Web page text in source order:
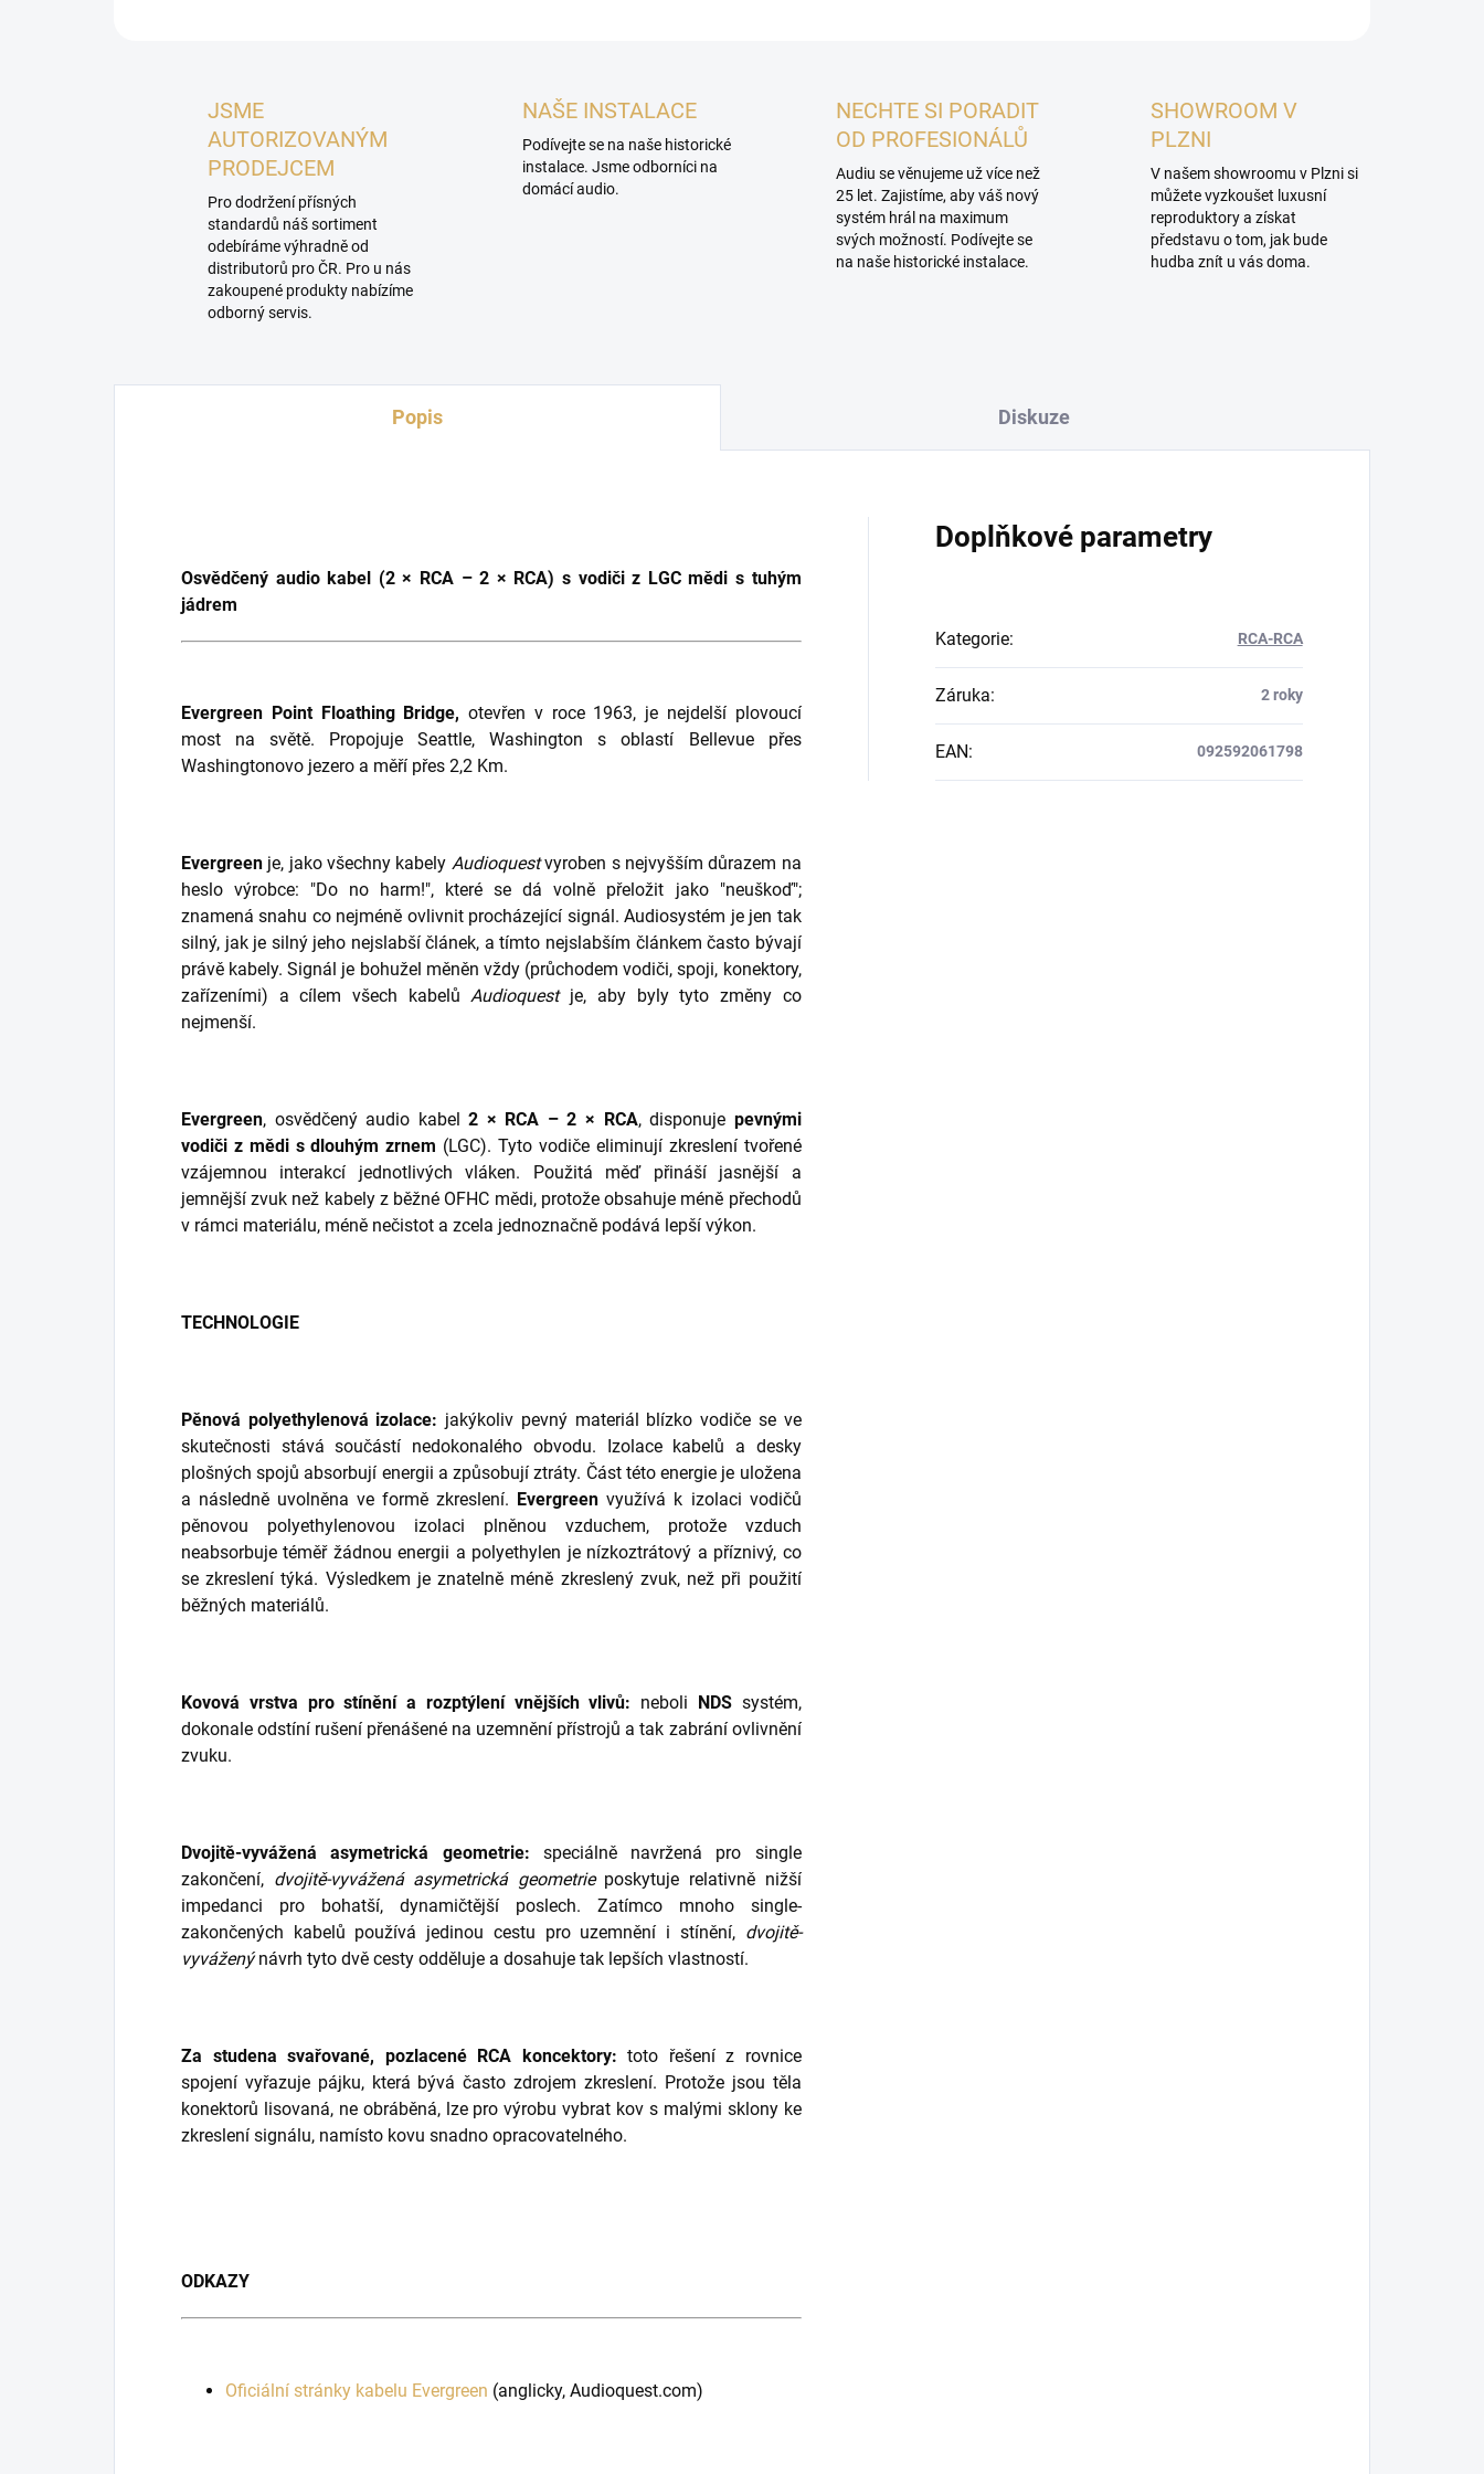
JSME
AUTORIZOVANÝM
PRODEJCEM
Pro dodržení přísných
standardů náš sortiment
odebíráme výhradně od
distributorů pro ČR. Pro u nás
zakoupené produkty nabízíme
odborný servis.
NAŠE INSTALACE
Podívejte se na naše historické
instalace. Jsme odborníci na
domácí audio.
NECHTE SI PORADIT
OD PROFESIONÁLŮ
Audiu se věnujeme už více než
25 let. Zajistíme, aby váš nový
systém hrál na maximum
svých možností. Podívejte se
na naše historické instalace.
SHOWROOM V
PLZNI
V našem showroomu v Plzni si
můžete vyzkoušet luxusní
reproduktory a získat
představu o tom, jak bude
hudba znít u vás doma.
Popis Diskuze
Osvědčený audio kabel (2 × RCA – 2 × RCA) s vodiči z LGC mědi s tuhým
jádrem
Evergreen Point Floathing Bridge, otevřen v roce 1963, je nejdelší plovoucí
most na světě. Propojuje Seattle, Washington s oblastí Bellevue přes
Washingtonovo jezero a měří přes 2,2 Km.
Evergreen je, jako všechny kabely Audioquestvyroben s nejvyšším důrazem na
heslo výrobce: "Do no harm!", které se dá volně přeložit jako "neuškoď";
znamená snahu co nejméně ovlivnit procházející signál. Audiosystém je jen tak
silný, jak je silný jeho nejslabší článek, a tímto nejslabším článkem často bývají
právě kabely. Signál je bohužel měněn vždy (průchodem vodiči, spoji, konektory,
zařízeními) a cílem všech kabelůAudioquestje, aby byly tyto změny co
nejmenší.
Evergreen, osvědčený audio kabel2 × RCA – 2 × RCA, disponuje pevnými
vodiči z mědi s dlouhým zrnem (LGC). Tyto vodiče eliminují zkreslení tvořené
vzájemnou interakcí jednotlivých vláken. Použitá měď přináší jasnější a
jemnější zvuk než kabely z běžné OFHC mědi, protože obsahuje méně přechodů
v rámci materiálu, méně nečistot a zcela jednoznačně podává lepší výkon.
TECHNOLOGIE
Pěnová polyethylenová izolace: jakýkoliv pevný materiál blízko vodiče se ve
skutečnosti stává součástí nedokonalého obvodu. Izolace kabelů a desky
plošných spojů absorbují energii a způsobují ztráty. Část této energie je uložena
a následně uvolněna ve formě zkreslení. Evergreen využívá k izolaci vodičů
pěnovou polyethylenovou izolaci plněnou vzduchem, protože vzduch
neabsorbuje téměř žádnou energii a polyethylen je nízkoztrátový a příznivý, co
se zkreslení týká. Výsledkem je znatelně méně zkreslený zvuk, než při použití
běžných materiálů.
Kovová vrstva pro stínění a rozptýlení vnějších vlivů: neboli NDSsystém,
dokonale odstíní rušení přenášené na uzemnění přístrojů a tak zabrání ovlivnění
zvuku.
Dvojitě-vyvážená asymetrická geometrie: speciálně navržená pro single
zakončení, dvojitě-vyvážená asymetrická geometrie poskytuje relativně nižší
impedanci pro bohatší, dynamičtější poslech. Zatímco mnoho single-
zakončených kabelů používá jedinou cestu pro uzemnění i stínění, dvojitě-
vyváženýnávrh tyto dvě cesty odděluje a dosahuje tak lepších vlastností.
Za studena svařované, pozlacené RCA koncektory: toto řešení z rovnice
spojení vyřazuje pájku, která bývá často zdrojem zkreslení. Protože jsou těla
konektorů lisovaná, ne obráběná, lze pro výrobu vybrat kov s malými sklony ke
zkreslení signálu, namísto kovu snadno opracovatelného.
ODKAZY
Oficiální stránky kabelu Evergreen (anglicky, Audioquest.com)
Doplňkové parametry
Kategorie: RCA-RCA
Záruka: 2 roky
EAN: 092592061798